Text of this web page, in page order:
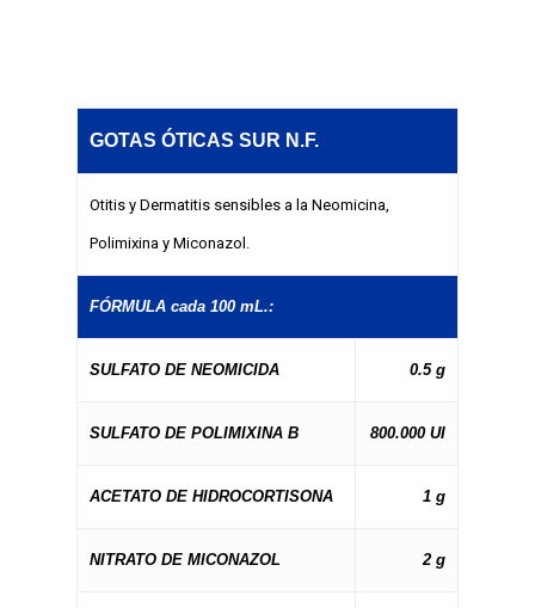
GOTAS ÓTICAS SUR N.F.
Otitis y Dermatitis sensibles a la Neomicina,
Polimixina y Miconazol.
FÓRMULA cada 100 mL.:
SULFATO DE NEOMICIDA 0.5 g
SULFATO DE POLIMIXINA B 800.000 UI
ACETATO DE HIDROCORTISONA 1 g
NITRATO DE MICONAZOL 2 g